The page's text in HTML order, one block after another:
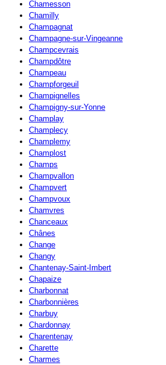
Chamesson
Chamilly
Champagnat
Champagne-sur-Vingeanne
Champcevrais
Champdôtre
Champeau
Champforgeuil
Champignelles
Champigny-sur-Yonne
Champlay
Champlecy
Champlemy
Champlost
Champs
Champvallon
Champvert
Champvoux
Chamvres
Chanceaux
Chânes
Change
Changy
Chantenay-Saint-Imbert
Chapaize
Charbonnat
Charbonnières
Charbuy
Chardonnay
Charentenay
Charette
Charmes